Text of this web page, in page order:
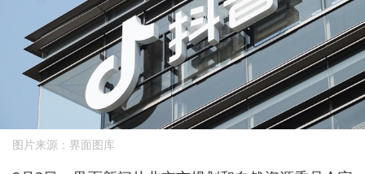
图片来源：界面图库